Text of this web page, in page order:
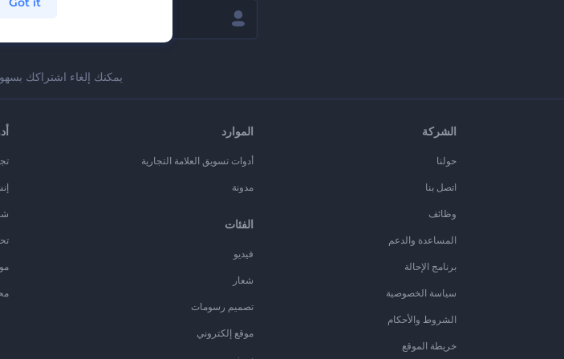
يمكنك إلغاء اشتراكك
الشركة
حولنا
اتصل بنا
وظائف
المساعدة والدعم
برنامج الإحالة
سياسة الخصوصية
الشروط والأحكام
خريطة الموقع
الموارد
أدوات تسويق العلامة التجارية
مدونة
الفئات
فيديو
شعار
تصميم رسومات
موقع إلكتروني